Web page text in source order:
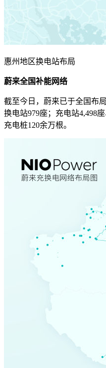
惠州地区换电站布局
蔚来全国补能网络
截至今日，蔚来已于全国布
换电站979座；充电站4,498
充电桩120余万根。